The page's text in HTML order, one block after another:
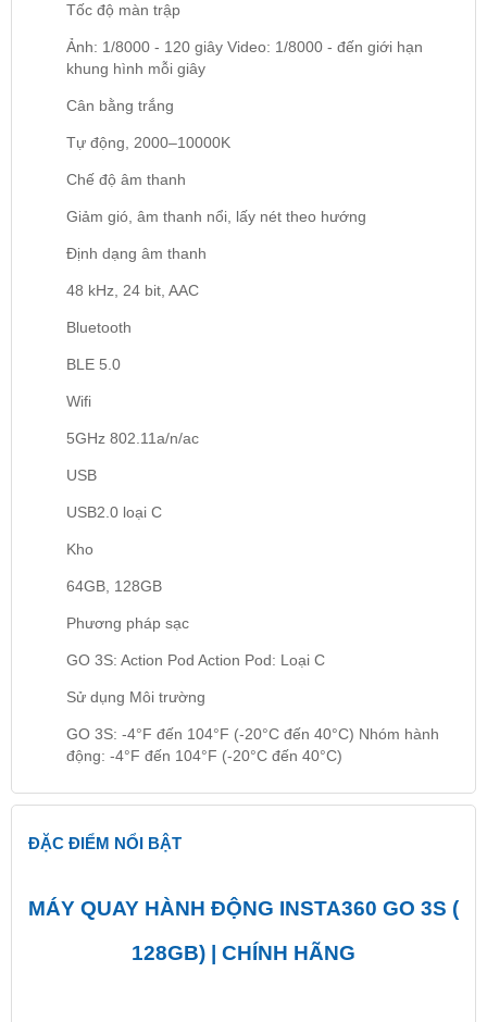
Tốc độ màn trập
Ảnh: 1/8000 - 120 giây Video: 1/8000 - đến giới hạn
khung hình mỗi giây
Cân bằng trắng
Tự động, 2000–10000K
Chế độ âm thanh
Giảm gió, âm thanh nổi, lấy nét theo hướng
Định dạng âm thanh
48 kHz, 24 bit, AAC
Bluetooth
BLE 5.0
Wifi
5GHz 802.11a/n/ac
USB
USB2.0 loại C
Kho
64GB, 128GB
Phương pháp sạc
GO 3S: Action Pod Action Pod: Loại C
Sử dụng Môi trường
GO 3S: -4°F đến 104°F (-20°C đến 40°C) Nhóm hành
động: -4°F đến 104°F (-20°C đến 40°C)
ĐẶC ĐIỂM NỔI BẬT
MÁY QUAY HÀNH ĐỘNG INSTA360 GO 3S (
128GB) | CHÍNH HÃNG